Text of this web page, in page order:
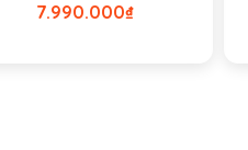
₫
7.990.000